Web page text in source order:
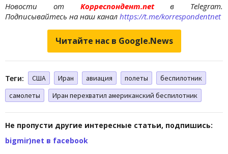
Новости отКорреспондент.netв Telegram.
Подписывайтесь на наш канал https://t.me/korrespondentnet
Читайте нас в Google.News
Теги: США Иран авиация полеты
беспилотник
самолеты
Иран перехватил американский беспилотник
Не пропусти другие интересные статьи, подпишись:
bigmir)net в facebook